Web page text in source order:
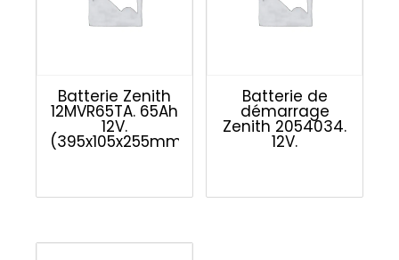
Batterie Zenith
12MVR65TA. 65Ah
12V.
(395x105x255mm)
Batterie de
démarrage
Zenith 2054034.
12V.